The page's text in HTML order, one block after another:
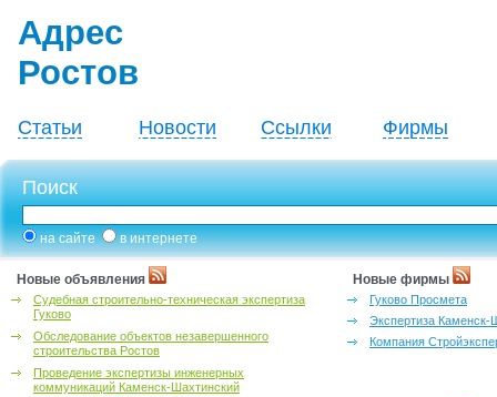
Адрес
Ростов
Статьи Новости Ссылки Фирмы
Поиск
на сайте в интернете
Новые объявления
Судебная строительно-техническая экспертиза
Гуково
Обследование объектов незавершенного
строительства Ростов
Проведение экспертизы инженерных
коммуникаций Каменск-Шахтинский
Новые фирмы
Гуково Просмета
Экспертиза Каменск-
Компания